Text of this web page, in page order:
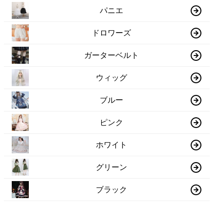
パニエ
ドロワーズ
ガーターベルト
ウィッグ
ブルー
ピンク
ホワイト
グリーン
ブラック